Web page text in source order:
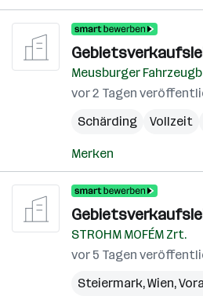
Meusburger
vor 2 Tagen
Schärding
Vollzeit
Merken
STROHM MOFÉM Zrt.
vor 5 Tagen
Steiermark,Wien,